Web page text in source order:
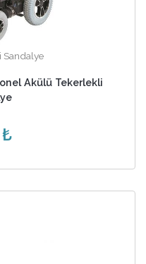
Sandalye
Akülü Tekerlekli